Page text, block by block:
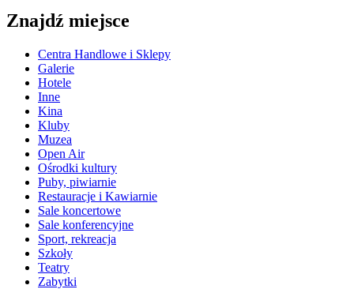
Znajdź miejsce
Centra Handlowe i Sklepy
Galerie
Hotele
Inne
Kina
Kluby
Muzea
Open Air
Ośrodki kultury
Puby, piwiarnie
Restauracje i Kawiarnie
Sale koncertowe
Sale konferencyjne
Sport, rekreacja
Szkoły
Teatry
Zabytki